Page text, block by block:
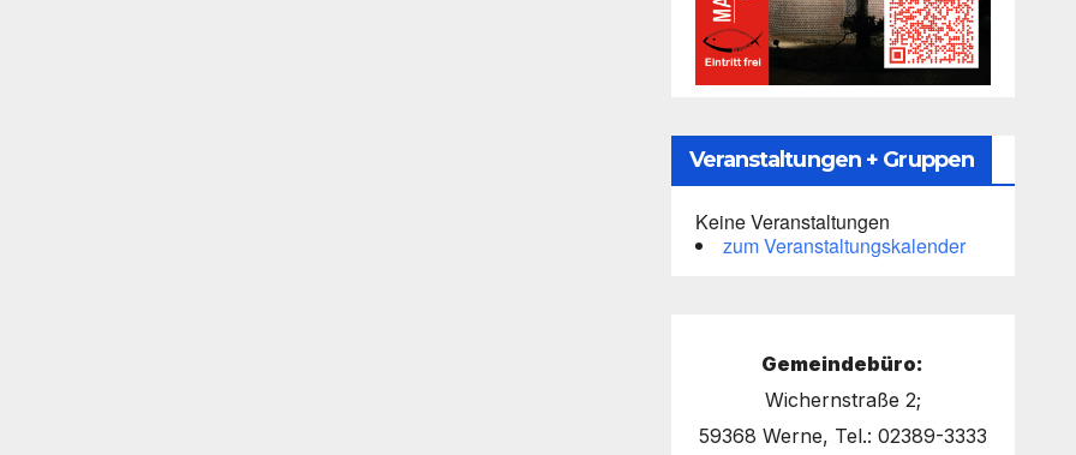
Veranstaltungen + Gruppen
Keine Veranstaltungen
zum Veranstaltungskalender
Gemeindebüro:
Wichernstraße 2;
59368 Werne, Tel.: 02389-3333